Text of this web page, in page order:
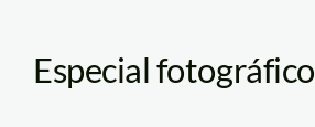
Especial fotográfico